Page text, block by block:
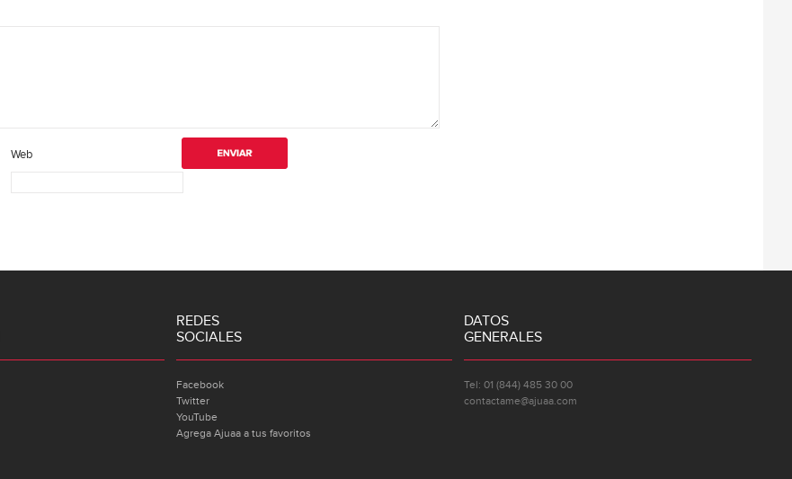
Web
REDES
SOCIALES
Facebook
Twitter
YouTube
Agrega Ajuaa a tus favoritos
DATOS
GENERALES
Tel: 01 (844) 485 30 00
contactame@ajuaa.com